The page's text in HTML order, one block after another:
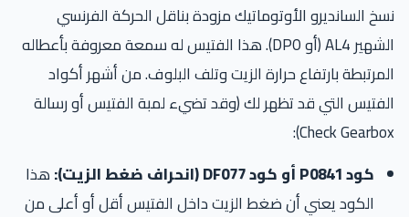
نسخ السانديرو الأوتوماتيك مزودة بناقل الحركة الفرنسي
الشهير AL4 (أو DP0). هذا الفتيس له سمعة معروفة بأعطاله
المرتبطة بارتفاع حرارة الزيت وتلف البلوف. من أشهر أكواد
الفتيس التي قد تظهر لك (وقد تضيء لمبة الفتيس أو رسالة
Check Gearbox):
كود P0841 أو كود DF077 (انحراف ضغط الزيت):
هذا
الكود يعني أن ضغط الزيت داخل الفتيس أقل أو أعلى من